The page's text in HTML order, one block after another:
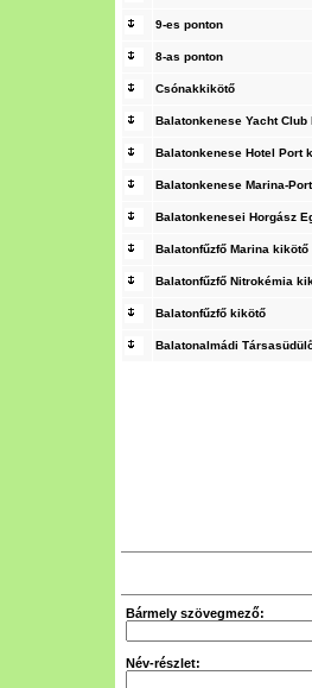
9-es ponton
8-as ponton
Csónakkikötő
Balatonkenese Yacht Club
Balatonkenese Hotel Port
Balatonkenese Marina-
Balatonkenesei Horgász
Balatonfűzfő Marina kikötő
Balatonfűzfő Nitrokémia
Balatonfűzfő kikötő
Balatonalmádi
Bármely szövegmező:
Név-részlet: